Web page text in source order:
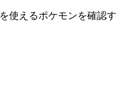
使えるポケモンを確認す